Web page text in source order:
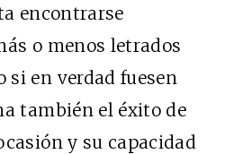
encontrarse
o menos letrados
si en verdad fuesen
también el éxito de
y su capacidad